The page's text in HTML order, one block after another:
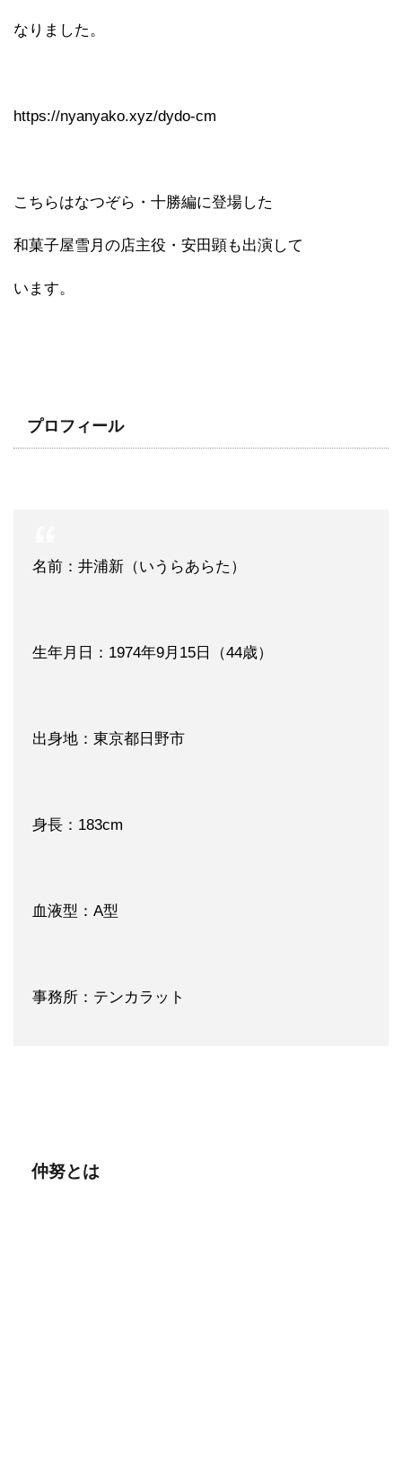
なりました。
https://nyanyako.xyz/dydo-cm
こちらはなつぞら・十勝編に登場した
和菓子屋雪月の店主役・安田顕も出演して
います。
プロフィール
名前：井浦新（いうらあらた）
生年月日：1974年9月15日（44歳）
出身地：東京都日野市
身長：183cm
血液型：A型
事務所：テンカラット
仲努とは